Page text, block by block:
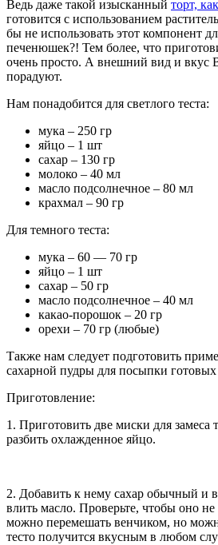
Ведь даже такой изысканный торт,
готовится с использованием
бы не использовать этот компонент
печенюшек?! Тем более, что
очень просто. А внешний вид и вкус
порадуют.
Нам понадобится для светлого теста:
мука – 250 гр
яйцо – 1 шт
сахар – 130 гр
молоко – 40 мл
масло подсолнечное – 80 мл
крахмал – 90 гр
Для темного теста:
мука – 60 — 70 гр
яйцо – 1 шт
сахар – 50 гр
масло подсолнечное – 40 мл
какао-порошок – 20 гр
орехи – 70 гр (любые)
Также нам следует подготовить
сахарной пудры для посыпки готовых
Приготовление:
1. Приготовить две миски для замеса
разбить охлажденное яйцо.
2. Добавить к нему сахар обычный и
влить масло. Проверьте, чтобы оно
можно перемешать венчиком, но
тесто получится вкусным в любом